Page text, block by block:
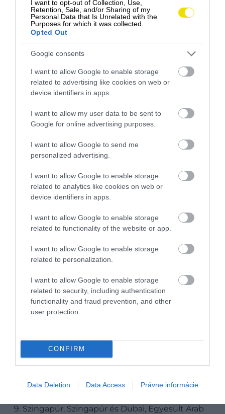
I want to opt-out of Collection, Use,
Retention, Sale, and/or Sharing of my
Personal Data that Is Unrelated with the
Purposes for which it was collected.
Opted Out
Google consents
I want to allow Google to enable storage
related to advertising like cookies on web or
device identifiers in apps.
I want to allow my user data to be sent to
Google for online advertising purposes.
I want to allow Google to send me
personalized advertising.
I want to allow Google to enable storage
related to analytics like cookies on web or
device identifiers in apps.
I want to allow Google to enable storage
related to functionality of the website or app.
I want to allow Google to enable storage
related to personalization.
I want to allow Google to enable storage
related to security, including authentication
functionality and fraud prevention, and other
user protection.
CONFIRM
Data Deletion Data Access Právne informácie
A második helyet a napfényesMiamiszerezte meg,
amely igaz, hogy hosszasan elnyúló homokos
strandjaival még mindig ámulatba ejti a pihenni
vágyókat, mégis 15 százalékos csökkenés
Ez is érdekelhet!Turistáknak tilos: 4 elzárt
hely a nagyvilágból
LEGJOBBAN VISSZAESETT AZ
ÉRDEKLŐDÉS
Havanna, Kuba
Miami, USA
Apia, Szamoa
Stockholm, Svédország és Brüsszel, Belgium
London, Egyesült Királyság, és Wellington, Új-
Szingapúr, Szingapúr és Dubai, Egyesült Arab